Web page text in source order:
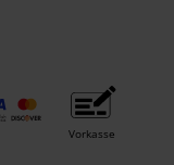
Vorkasse